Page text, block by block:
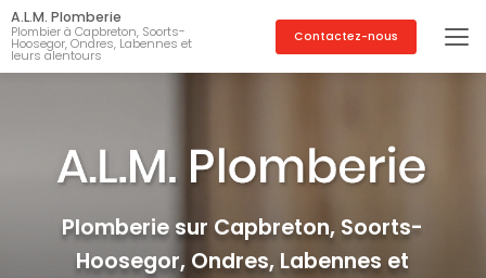
Aller
au
contenu
principal
A.L.M. Plomberie
Plombier à Capbreton, Soorts-
Hoosegor, Ondres, Labennes et
leurs alentours
Contactez-nous
Plomberie sur Capbreton, Soorts-
Hoosegor, Ondres, Labennes et